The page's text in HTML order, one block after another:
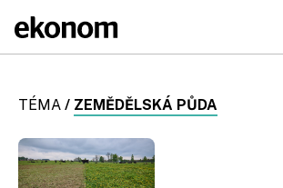
TÉMA / ZEMĚDĚLSKÁ PŮDA